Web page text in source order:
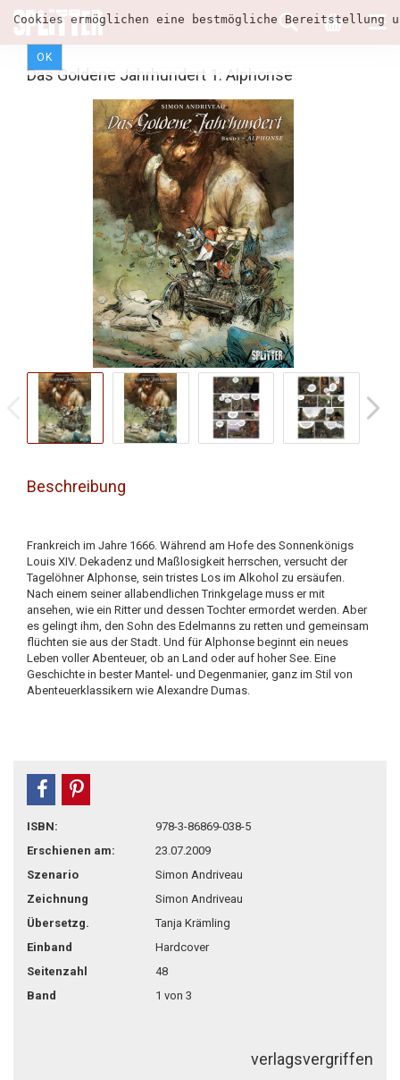
Cookies ermöglichen eine bestmögliche
OK
Das Goldene Jahrhundert 1: Alphonse
Beschreibung
Frankreich im Jahre 1666. Während am Hofe des Sonnenkönigs
Louis XIV. Dekadenz und Maßlosigkeit herrschen, versucht der
Tagelöhner Alphonse, sein tristes Los im Alkohol zu ersäufen.
Nach einem seiner allabendlichen Trinkgelage muss er mit
ansehen, wie ein Ritter und dessen Tochter ermordet werden. Aber
es gelingt ihm, den Sohn des Edelmanns zu retten und gemeinsam
flüchten sie aus der Stadt. Und für Alphonse beginnt ein neues
Leben voller Abenteuer, ob an Land oder auf hoher See. Eine
Geschichte in bester Mantel- und Degenmanier, ganz im Stil von
Abenteuerklassikern wie Alexandre Dumas.
teilen
ISBN:
978-3-86869-038-5
Erschienen am:
23.07.2009
Szenario
Simon Andriveau
Zeichnung
Simon Andriveau
Übersetzg.
Tanja Krämling
Einband
Hardcover
Seitenzahl
48
Band
1 von 3
verlagsvergriffen